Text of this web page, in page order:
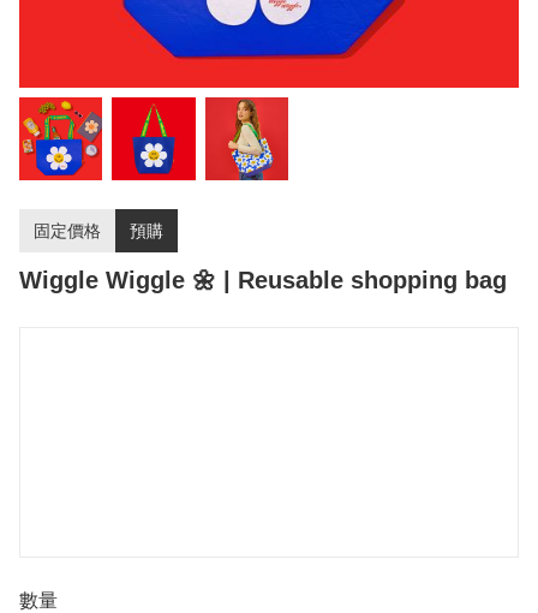
固定價格 預購
Wiggle Wiggle 🌼 | Reusable shopping bag
數量